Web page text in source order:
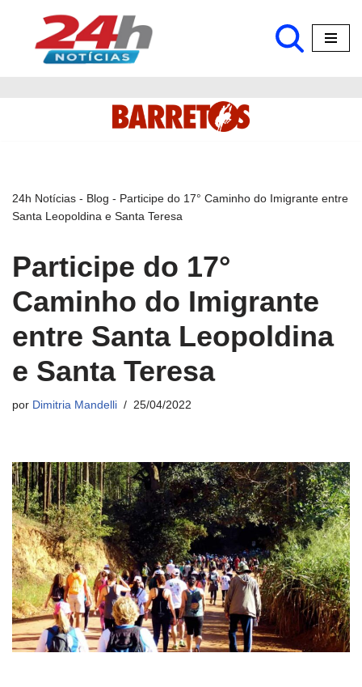
Pular
24h Notícias - Blog - Participe do 17° Caminho do Imigrante entre
Santa Leopoldina e Santa Teresa
Participe do 17°
Caminho do Imigrante
entre Santa Leopoldina
e Santa Teresa
por Dimitria Mandelli 25/04/2022